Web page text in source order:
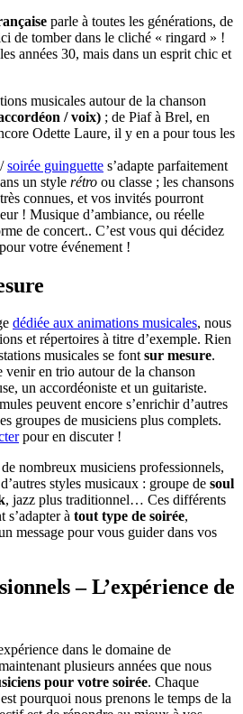
parle à toutes les générations, de
de tomber dans le cliché « ringard » !
années 30, mais dans un esprit chic et
musicales autour de la chanson
/ voix) ; de Piaf à Brel, en
Odette Laure, il y en a pour tous les
soirée guinguette s’adapte parfaitement
un style rétro ou classe ; les chansons
connues, et vos invités pourront
! Musique d’ambiance, ou réelle
de concert.. C’est vous qui décidez
votre événement !
dédiée aux animations musicales, nous
et répertoires à titre d’exemple. Rien
musicales se fontsur mesure.
en trio autour de la chanson
un accordéoniste et un guitariste.
peuvent encore s’enrichir d’autres
groupes de musiciens plus complets.
pour en discuter !
nombreux musiciens professionnels,
styles musicaux : groupe de soul
, jazz plus traditionnel… Ces différents
s’adapter à tout type de soirée,
message pour vous guider dans vos
– L’expérience de
dans le domaine de
plusieurs années que nous
pour votre soirée. Chaque
pourquoi nous prenons le temps de la